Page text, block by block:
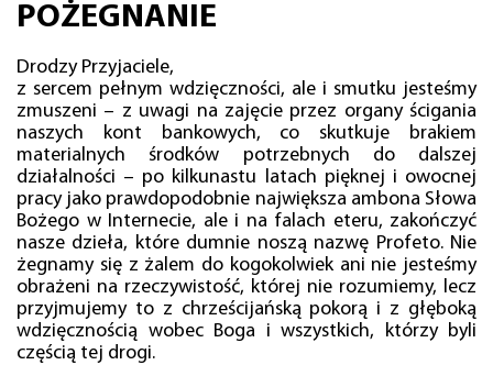
POŻEGNANIE
Drodzy Przyjaciele,
z sercem pełnym wdzięczności, ale i smutku jesteśmy
zmuszeni – z uwagi na zajęcie przez organy ścigania
naszych kont bankowych, co skutkuje brakiem
materialnych środków potrzebnych do dalszej
działalności – po kilkunastu latach pięknej i owocnej
pracy jako prawdopodobnie największa ambona Słowa
Bożego w Internecie, ale i na falach eteru, zakończyć
nasze dzieła, które dumnie noszą nazwę Profeto. Nie
żegnamy się z żalem do kogokolwiek ani nie jesteśmy
obrażeni na rzeczywistość, której nie rozumiemy, lecz
przyjmujemy to z chrześcijańską pokorą i z głęboką
wdzięcznością wobec Boga i wszystkich, którzy byli
częścią tej drogi.